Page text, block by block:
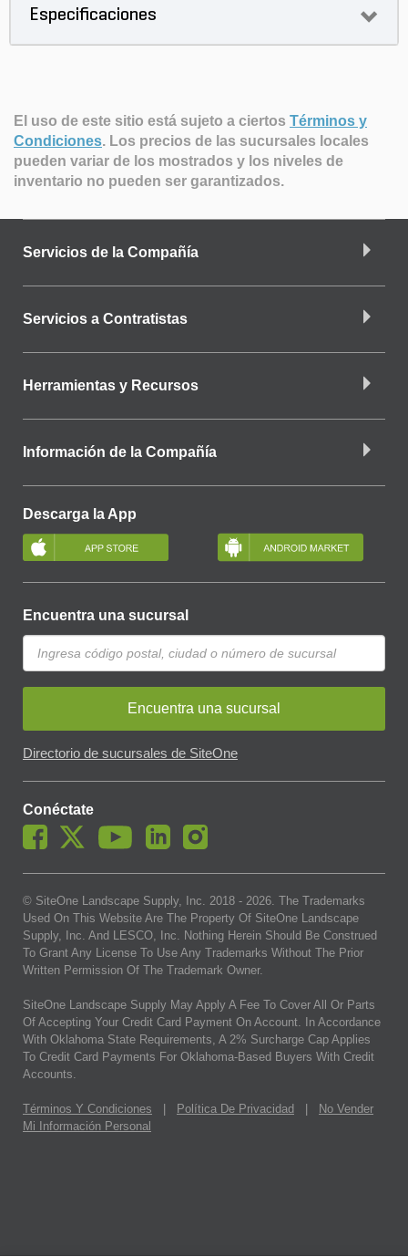
Especificaciones
El uso de este sitio está sujeto a ciertos Términos y
Condiciones. Los precios de las sucursales locales
pueden variar de los mostrados y los niveles de
inventario no pueden ser garantizados.
Servicios de la Compañía
Servicios a Contratistas
Herramientas y Recursos
Información de la Compañía
Descarga la App
Encuentra una sucursal
Encuentra una sucursal
Directorio de sucursales de SiteOne
Conéctate
© SiteOne Landscape Supply, Inc. 2018 - 2026 . The Trademarks
Used On This Website Are The Property Of SiteOne Landscape
Supply, Inc. And LESCO, Inc. Nothing Herein Should Be Construed
To Grant Any License To Use Any Trademarks Without The Prior
Written Permission Of The Trademark Owner.
SiteOne Landscape Supply May Apply A Fee To Cover All Or Parts
Of Accepting Your Credit Card Payment On Account. In Accordance
With Oklahoma State Requirements, A 2% Surcharge Cap Applies
To Credit Card Payments For Oklahoma-Based Buyers With Credit
Accounts.
Términos Y Condiciones Política De Privacidad
No Vender
Mi Información Personal